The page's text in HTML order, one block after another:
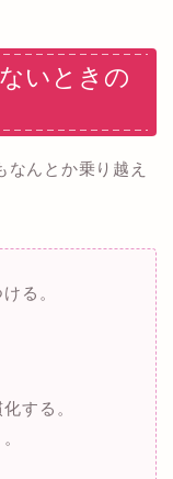
いときの
んとか乗り越え
る。
する。